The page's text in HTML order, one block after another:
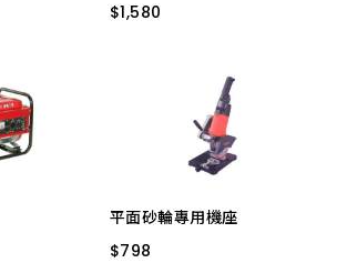
$1,580
$1,580
平面砂輪專用機座
$798
$798